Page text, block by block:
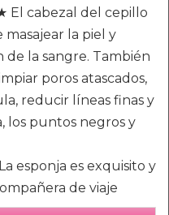
El cabezal del cepillo
la piel y
la sangre. También
poros atascados,
reducir líneas finas y
los puntos negros y
esponja es exquisito y
de viaje